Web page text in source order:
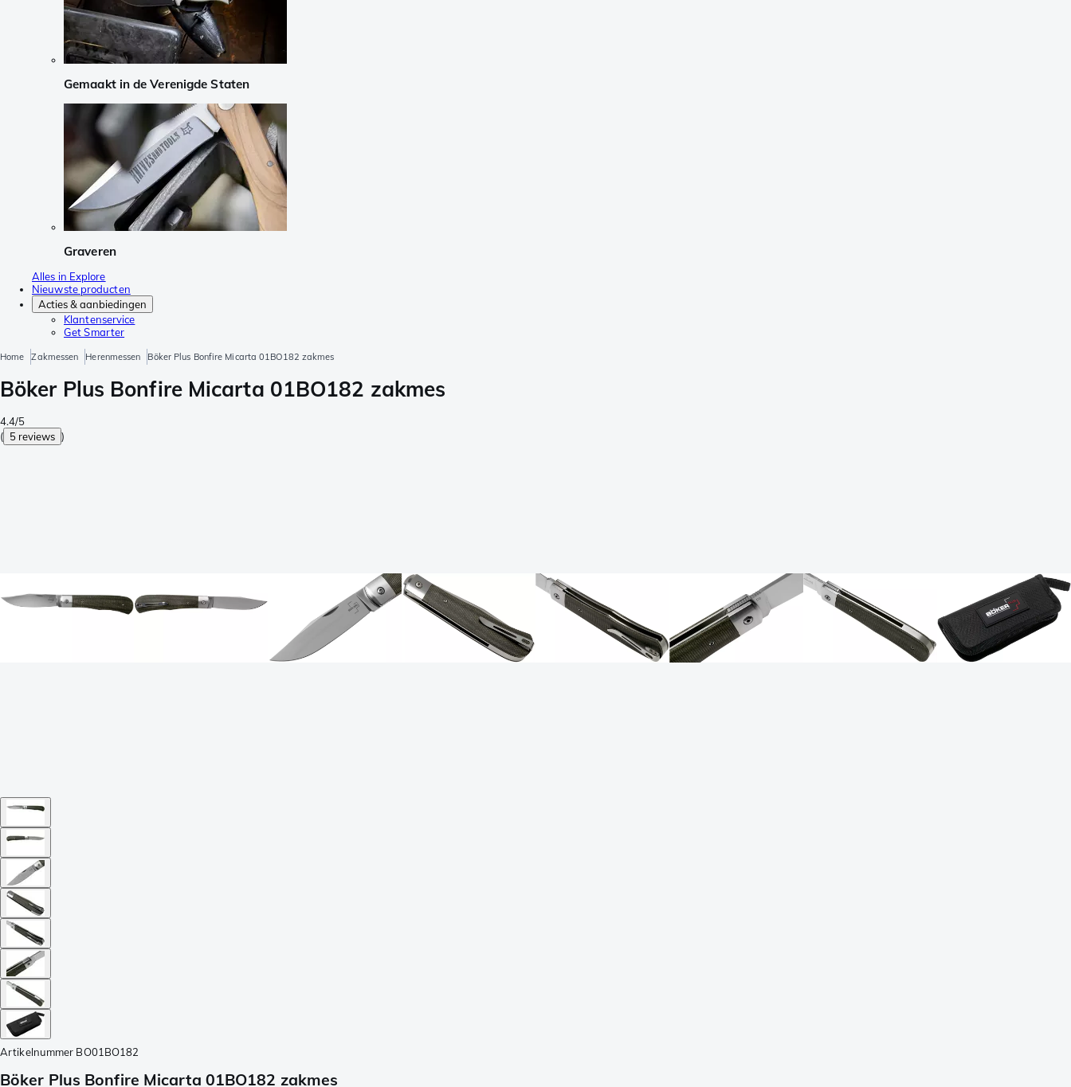
Gemaakt in de Verenigde Staten
Graveren
Alles in Explore
Nieuwste producten
Acties & aanbiedingen
Klantenservice
Get Smarter
Home Zakmessen Herenmessen Böker Plus Bonfire Micarta 01BO182 zakmes
Böker Plus Bonfire Micarta 01BO182 zakmes
4.4/5
( 5 reviews )
Artikelnummer BO01BO182
Böker Plus Bonfire Micarta 01BO182 zakmes